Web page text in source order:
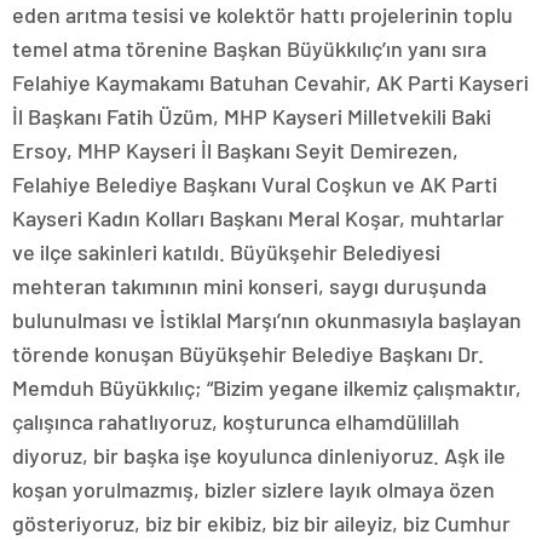
eden arıtma tesisi ve kolektör hattı projelerinin toplu
temel atma törenine Başkan Büyükkılıç’ın yanı sıra
Felahiye Kaymakamı Batuhan Cevahir, AK Parti Kayseri
İl Başkanı Fatih Üzüm, MHP Kayseri Milletvekili Baki
Ersoy, MHP Kayseri İl Başkanı Seyit Demirezen,
Felahiye Belediye Başkanı Vural Coşkun ve AK Parti
Kayseri Kadın Kolları Başkanı Meral Koşar, muhtarlar
ve ilçe sakinleri katıldı. Büyükşehir Belediyesi
mehteran takımının mini konseri, saygı duruşunda
bulunulması ve İstiklal Marşı’nın okunmasıyla başlayan
törende konuşan Büyükşehir Belediye Başkanı Dr.
Memduh Büyükkılıç; “Bizim yegane ilkemiz çalışmaktır,
çalışınca rahatlıyoruz, koşturunca elhamdülillah
diyoruz, bir başka işe koyulunca dinleniyoruz. Aşk ile
koşan yorulmazmış, bizler sizlere layık olmaya özen
gösteriyoruz, biz bir ekibiz, biz bir aileyiz, biz Cumhur